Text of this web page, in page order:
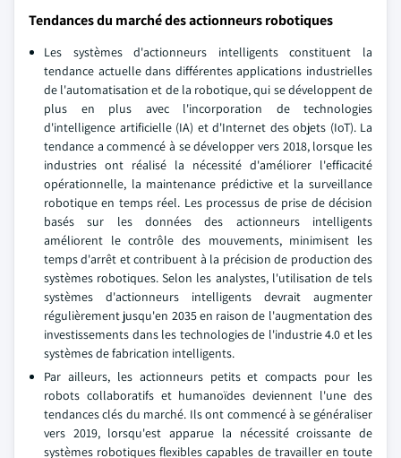
Tendances du marché des actionneurs robotiques
Les systèmes d'actionneurs intelligents constituent la
tendance actuelle dans différentes applications industrielles
de l'automatisation et de la robotique, qui se développent de
plus en plus avec l'incorporation de technologies
d'intelligence artificielle (IA) et d'Internet des objets (IoT). La
tendance a commencé à se développer vers 2018, lorsque les
industries ont réalisé la nécessité d'améliorer l'efficacité
opérationnelle, la maintenance prédictive et la surveillance
robotique en temps réel. Les processus de prise de décision
basés sur les données des actionneurs intelligents
améliorent le contrôle des mouvements, minimisent les
temps d'arrêt et contribuent à la précision de production des
systèmes robotiques. Selon les analystes, l'utilisation de tels
systèmes d'actionneurs intelligents devrait augmenter
régulièrement jusqu'en 2035 en raison de l'augmentation des
investissements dans les technologies de l'industrie 4.0 et les
systèmes de fabrication intelligents.
Par ailleurs, les actionneurs petits et compacts pour les
robots collaboratifs et humanoïdes deviennent l'une des
tendances clés du marché. Ils ont commencé à se généraliser
vers 2019, lorsqu'est apparue la nécessité croissante de
systèmes robotiques flexibles capables de travailler en toute